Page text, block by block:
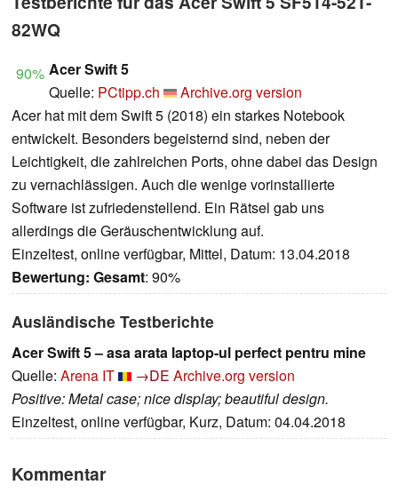
82WQ
90% Acer Swift 5
Quelle: PCtipp.ch
Archive.org version
Acer hat mit dem Swift 5 (2018) ein starkes Notebook
entwickelt. Besonders begeisternd sind, neben der
Leichtigkeit, die zahlreichen Ports, ohne dabei das Design
zu vernachlässigen. Auch die wenige vorinstallierte
Software ist zufriedenstellend. Ein Rätsel gab uns
allerdings die Geräuschentwicklung auf.
Einzeltest, online verfügbar, Mittel, Datum: 13.04.2018
Bewertung: Gesamt: 90%
Ausländische Testberichte
Acer Swift 5 – asa arata laptop-ul perfect pentru mine
Quelle: Arena IT →DE Archive.org version
Positive: Metal case; nice display; beautiful design.
Einzeltest, online verfügbar, Kurz, Datum: 04.04.2018
Kommentar